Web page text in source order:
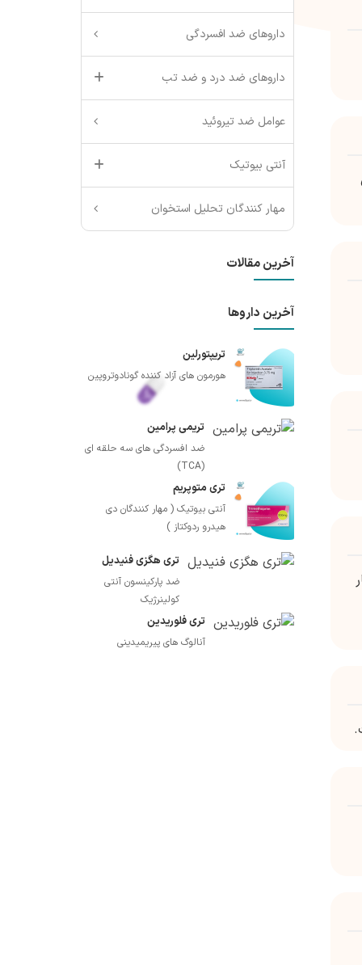
بار
داروهای ضد افسردگی
داروهای ضد درد و ضد تب
عوامل ضد تیروئید
آنتی بیوتیک
مهار کنندگان تحلیل استخوان
آخرین مقالات
آخرین داروها
تریپتورلین
هورمون های آزاد کننده گونادوتروپین
تریمی پرامین
ضد افسردگی های سه حلقه ای
(TCA)
تری متوپریم
آنتی بیوتیک ( مهار کنندگان دی
هیدرو ردوکتاز )
تری هگزی فنیدیل
ضد پارکینسون آنتی
کولینرژیک
تری فلوریدین
آنالوگ های پیریمیدینی